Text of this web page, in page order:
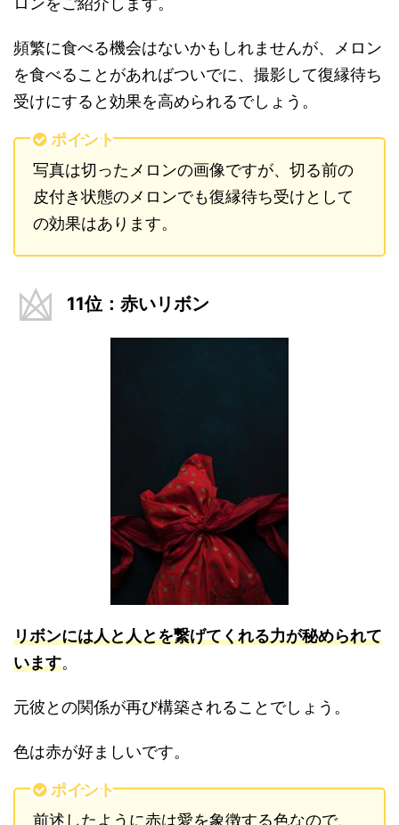
頻繁に食べる機会はないかもしれませんが、メロン
を食べることがあればついでに、撮影して復縁待ち
受けにすると効果を高められるでしょう。
ポイント
写真は切ったメロンの画像ですが、切る前の
皮付き状態のメロンでも復縁待ち受けとして
の効果はあります。
11位：赤いリボン
リボンには人と人とを繋げてくれる力が秘められて
います。
元彼との関係が再び構築されることでしょう。
色は赤が好ましいです。
ポイント
前述したように赤は愛を象徴する色なので、